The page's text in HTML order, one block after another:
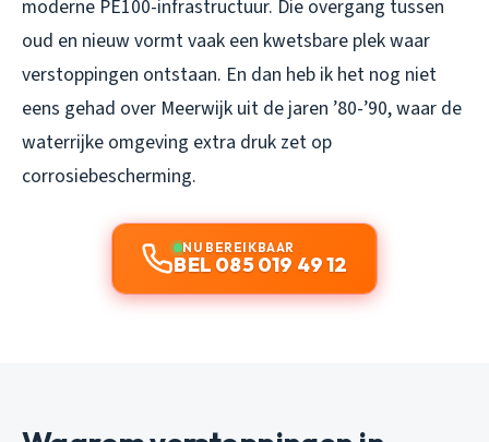
moderne PE100-infrastructuur. Die overgang tussen
oud en nieuw vormt vaak een kwetsbare plek waar
verstoppingen ontstaan. En dan heb ik het nog niet
eens gehad over Meerwijk uit de jaren ’80-’90, waar de
waterrijke omgeving extra druk zet op
corrosiebescherming.
NU BEREIKBAAR
BEL 085 019 49 12